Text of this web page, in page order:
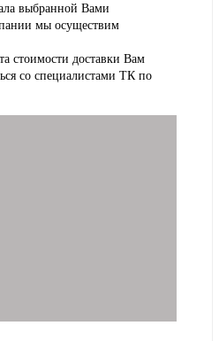
выбранной Вами
мы осуществим
стоимости доставки Вам
со специалистами ТК по